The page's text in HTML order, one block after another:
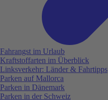
Fahrangst im Urlaub
Kraftstoffarten im Überblick
Linksverkehr: Länder & Fahrtipps
Parken auf Mallorca
Parken in Dänemark
Parken in der Schweiz